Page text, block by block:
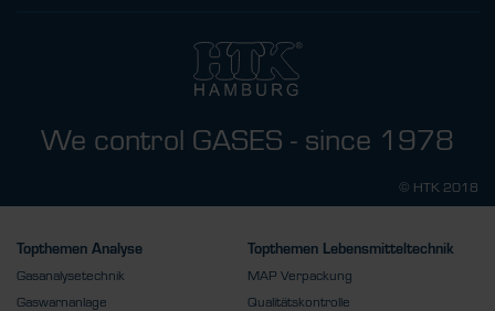
We control GASES - since 1978
© HTK 2018
Topthemen Analyse
Gasanalysetechnik
Gaswarnanlage
Topthemen Lebensmitteltechnik
MAP Verpackung
Qualitätskontrolle